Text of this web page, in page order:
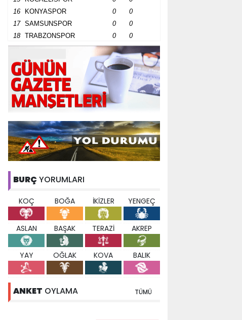
16
KONYASPOR 0
0
17
SAMSUNSPOR 0
0
18
TRABZONSPOR 0 0
BURÇ YORUMLARI
KOÇ BOĞA İKİZLER YENGEÇ
ASLAN BAŞAK TERAZİ AKREP
YAY OĞLAK KOVA BALIK
ANKET OYLAMA TÜMÜ